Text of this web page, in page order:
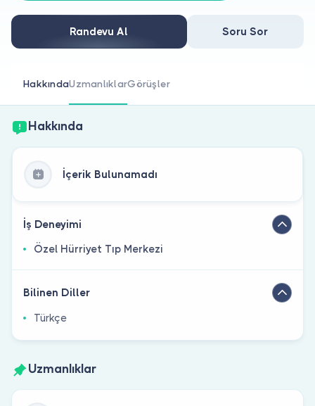
Doktor musunuz?
Randevu Al Soru Sor
HakkındaUzmanlıklarGörüşler
Hakkında
İçerik Bulunamadı
İş Deneyimi
Özel Hürriyet Tıp Merkezi
Bilinen Diller
Türkçe
Uzmanlıklar